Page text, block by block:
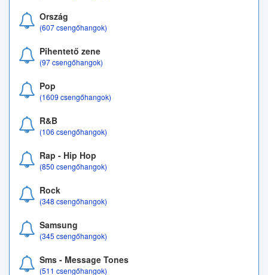
Ország
(607 csengőhangok)
Pihentető zene
(97 csengőhangok)
Pop
(1609 csengőhangok)
R&B
(106 csengőhangok)
Rap - Hip Hop
(850 csengőhangok)
Rock
(348 csengőhangok)
Samsung
(345 csengőhangok)
Sms - Message Tones
(511 csengőhangok)